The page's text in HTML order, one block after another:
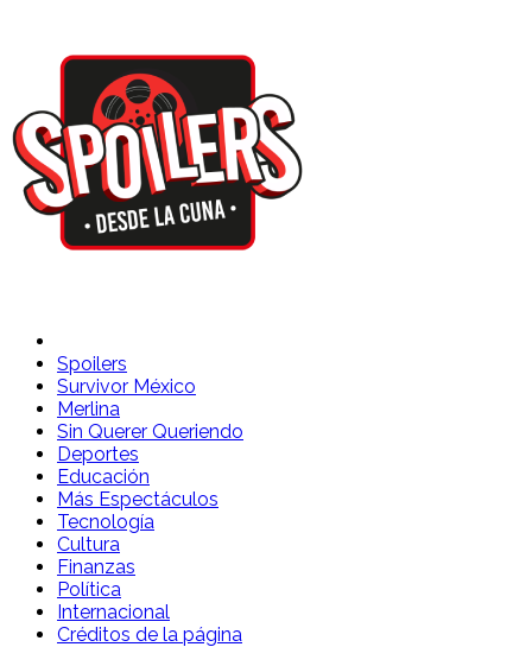
Spoilers Desde la Cuna
Sitio con información sobre series, película, reality shows y
telenovelas
Spoilers
Survivor México
Merlina
Sin Querer Queriendo
Deportes
Educación
Más Espectáculos
Tecnología
Cultura
Finanzas
Política
Internacional
Créditos de la página